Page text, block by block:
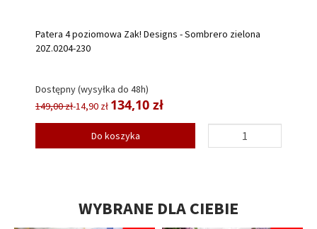
Patera 4 poziomowa Zak! Designs - Sombrero zielona
20Z.0204-230
Dostępny (wysyłka do 48h)
149,00 zł-14,90 zł 134,10 zł
Do koszyka
WYBRANE DLA CIEBIE